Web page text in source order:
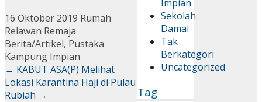
Impian
Sekolah
Damai
Tak
Berkategori
Uncategorized
Tag
16 Oktober 2019 Rumah
Relawan Remaja
Berita/Artikel, Pustaka
Kampung Impian
← KABUT ASA(P) Melihat
Lokasi Karantina Haji di Pulau
Rubiah →